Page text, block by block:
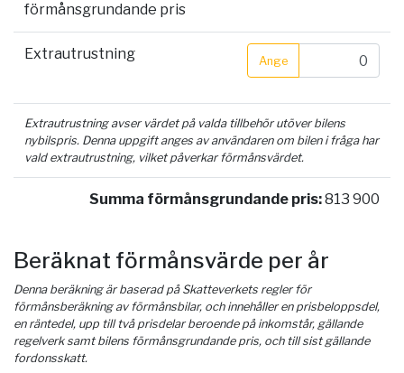
förmånsgrundande pris
Extrautrustning Ange
Extrautrustning avser värdet på valda tillbehör utöver bilens
nybilspris. Denna uppgift anges av användaren om bilen i fråga har
vald extrautrustning, vilket påverkar förmånsvärdet.
Summa förmånsgrundande pris:813 900
Beräknat förmånsvärde per år
Denna beräkning är baserad på Skatteverkets regler för
förmånsberäkning av förmånsbilar, och innehåller en prisbeloppsdel,
en räntedel, upp till två prisdelar beroende på inkomstår, gällande
regelverk samt bilens förmånsgrundande pris, och till sist gällande
fordonsskatt.